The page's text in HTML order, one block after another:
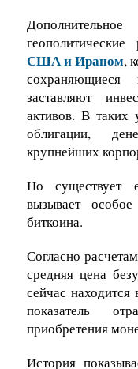
США и Ираном,
сохраняющиеся
заставляют
активов. В таких
облигации,
крупнейших
Но существует
вызывает
биткоина.
Согласно
средняя цена
сейчас
показатель
приобретения
История